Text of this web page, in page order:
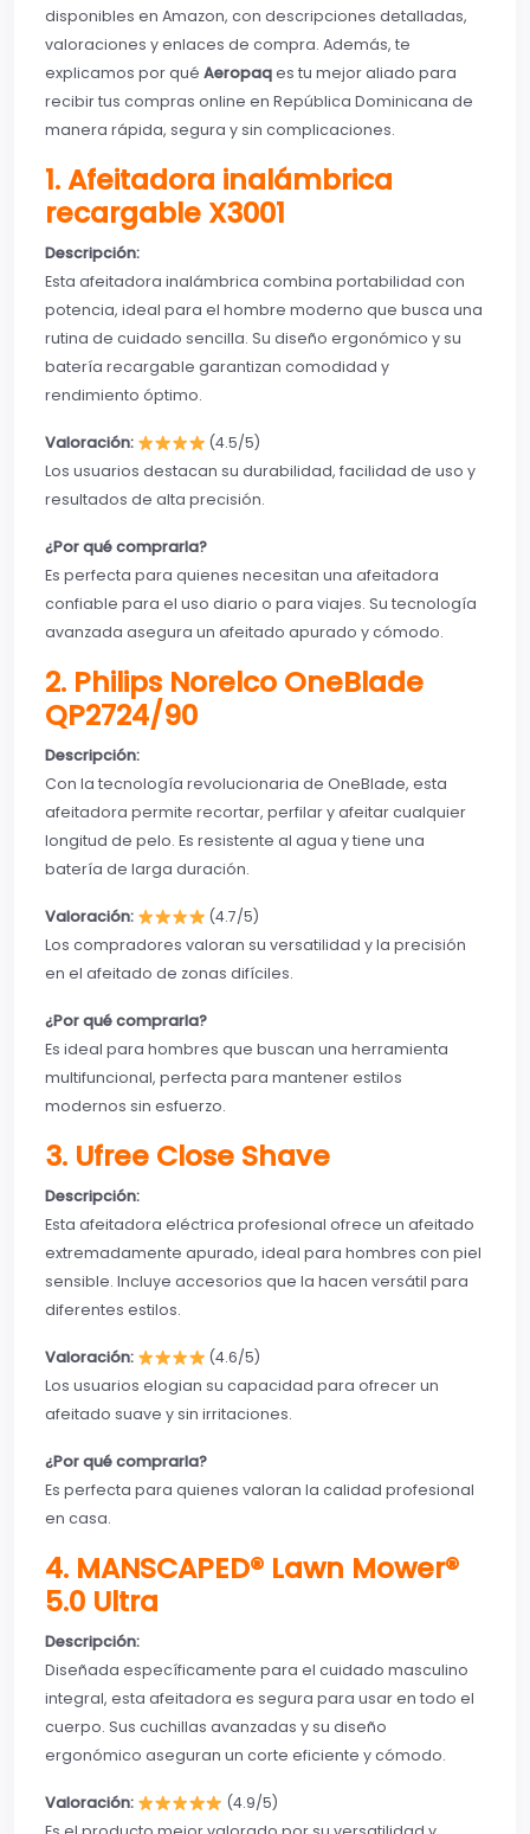
disponibles en Amazon, con descripciones detalladas,
valoraciones y enlaces de compra. Además, te
explicamos por qué Aeropaqes tu mejor aliado para
recibir tus compras online en República Dominicana de
manera rápida, segura y sin complicaciones.
1. Afeitadora inalámbrica
recargable X3001
Descripción:
Esta afeitadora inalámbrica combina portabilidad con
potencia, ideal para el hombre moderno que busca una
rutina de cuidado sencilla. Su diseño ergonómico y su
batería recargable garantizan comodidad y
rendimiento óptimo.
Valoración:
(4.5/5)
Los usuarios destacan su durabilidad, facilidad de uso y
resultados de alta precisión.
¿Por qué comprarla?
Es perfecta para quienes necesitan una afeitadora
confiable para el uso diario o para viajes. Su tecnología
avanzada asegura un afeitado apurado y cómodo.
2. Philips Norelco OneBlade
QP2724/90
Descripción:
Con la tecnología revolucionaria de OneBlade, esta
afeitadora permite recortar, perfilar y afeitar cualquier
longitud de pelo. Es resistente al agua y tiene una
batería de larga duración.
Valoración:
(4.7/5)
Los compradores valoran su versatilidad y la precisión
en el afeitado de zonas difíciles.
¿Por qué comprarla?
Es ideal para hombres que buscan una herramienta
multifuncional, perfecta para mantener estilos
modernos sin esfuerzo.
3. Ufree Close Shave
Descripción:
Esta afeitadora eléctrica profesional ofrece un afeitado
extremadamente apurado, ideal para hombres con piel
sensible. Incluye accesorios que la hacen versátil para
diferentes estilos.
Valoración:
(4.6/5)
Los usuarios elogian su capacidad para ofrecer un
afeitado suave y sin irritaciones.
¿Por qué comprarla?
Es perfecta para quienes valoran la calidad profesional
en casa.
4. MANSCAPED® Lawn Mower®
5.0 Ultra
Descripción:
Diseñada específicamente para el cuidado masculino
integral, esta afeitadora es segura para usar en todo el
cuerpo. Sus cuchillas avanzadas y su diseño
ergonómico aseguran un corte eficiente y cómodo.
Valoración:
(4.9/5)